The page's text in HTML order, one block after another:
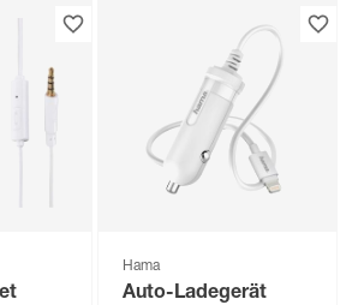
Hama
Auto-Ladegerät